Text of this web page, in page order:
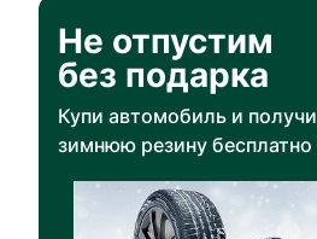
Не отпустим
без подарка
Купи автомобиль и получи
зимнюю резину бесплатно